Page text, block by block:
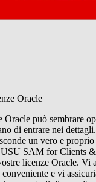
Oracle
Oracle può sembrare
di entrare nei
un vero e
SAM for Clients &
licenze Oracle. Vi
e vi